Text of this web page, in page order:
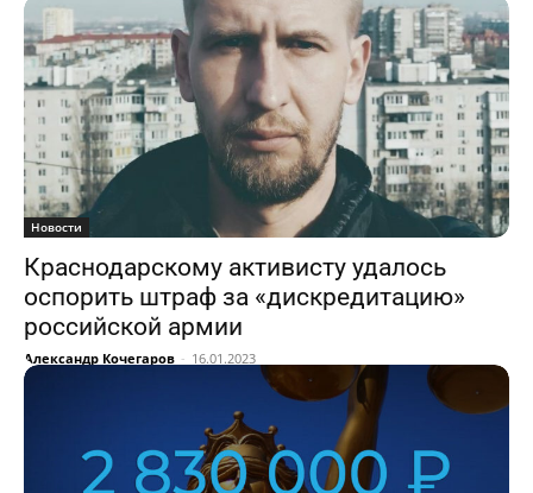
Новости
Краснодарскому активисту удалось
оспорить штраф за «дискредитацию»
российской армии
Александр Кочегаров - 16.01.2023